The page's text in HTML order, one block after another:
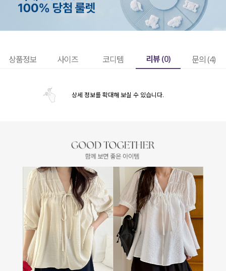
상품정보 사이즈 코디템 리뷰 (0) 문의 (4)
상세 정보를 확대해 보실 수 있습니다.